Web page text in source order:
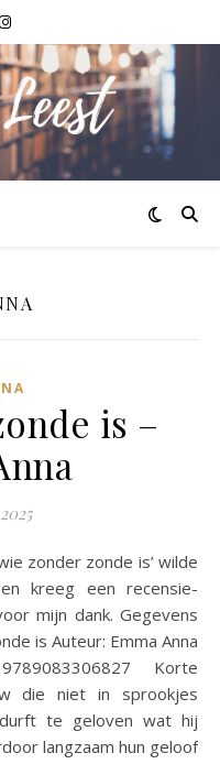
is –
kreeg een recensie-
mijn dank. Gegevens
is Auteur: Emma Anna
Korte
die niet in sprookjes
te geloven wat hij
langzaam hun geloof